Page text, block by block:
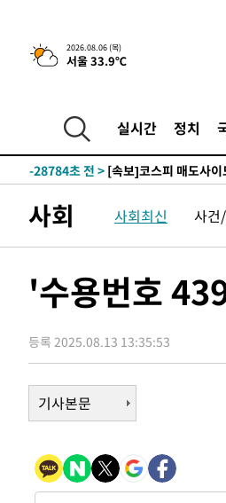
2026.08.06 (목)
서울 33.9℃
실시간 정치
1시간 전 >[속보] "이란-오만, 호르무
-29604초 전 >
[속보]경찰, '홍명보
-28991초 전 >
상
-28784초 전 > [속보]코스피 매도사
-25617초 전 >
서울 열대야 15일째
-24184초 전 >[속보]코스닥, 2.15포
-20614초 전 >6월 경상수지 497.3억
-17927초 전 >미 워싱턴주 스포캔 시
-10100초 전 >[속보] 호르무즈 해협
우 0.49%↑
-8455초 전 >
임 3년 인터뷰
1시간 전 >[속보] "이란-오만, 호르무
-29604초 전 >[속보]경찰, '홍명보 선
색
-28991초 전 >[속보]산업장관 "美무
사회 사회최신 사건
'수용번호
등록 2025.08.13 13:35:53
기사본문